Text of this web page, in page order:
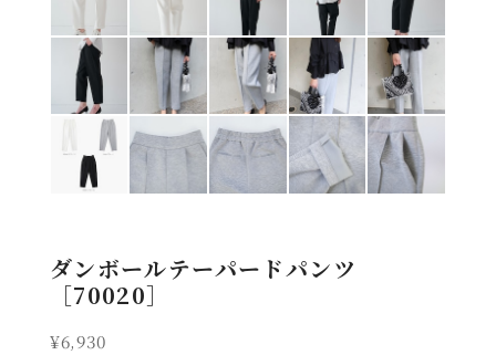
ダンボールテーパードパンツ
［70020］
¥6,930